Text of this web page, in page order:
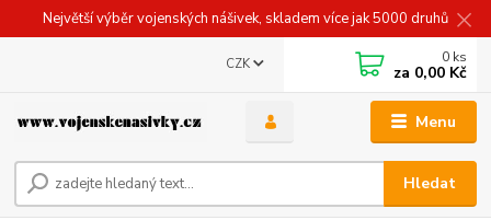
Největší výběr vojenských nášivek, skladem více jak 5000 druhů
Menu
CZK
Hledat
0 ks
za 0,00 Kč